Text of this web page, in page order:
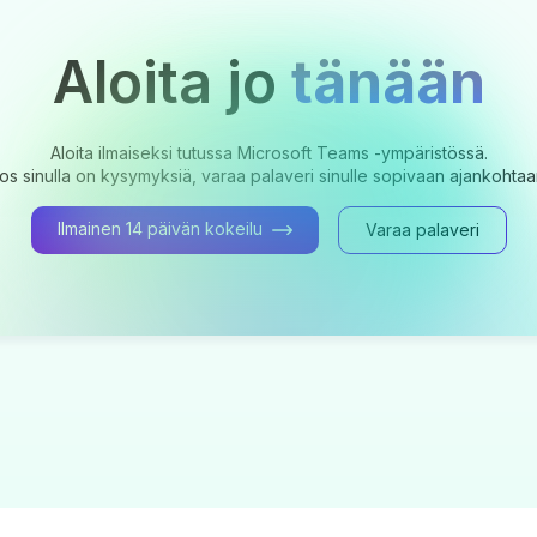
Aloita jotänään
Aloita ilmaiseksi tutussa Microsoft Teams -ympäristössä.
sinulla on kysymyksiä, varaa palaveri sinulle sopivaan
Ilmainen 14 päivän kokeilu Varaa palaveri